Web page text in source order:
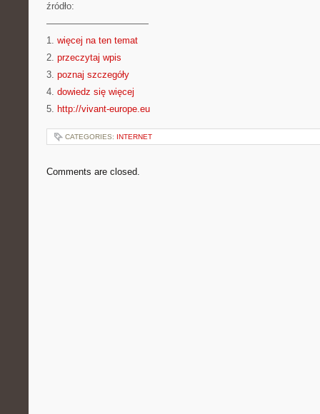
źródło:
———————————
1. więcej na ten temat
2. przeczytaj wpis
3. poznaj szczegóły
4. dowiedz się więcej
5. http://vivant-europe.eu
CATEGORIES: INTERNET
Comments are closed.